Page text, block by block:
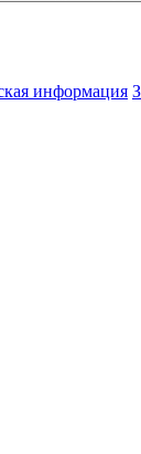
информация